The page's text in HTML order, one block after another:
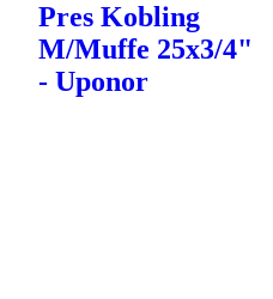
Pres Kobling
M/Muffe 25x3/4"
- Uponor